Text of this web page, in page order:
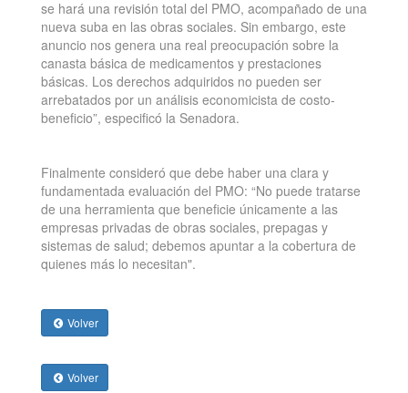
se hará una revisión total del PMO, acompañado de una
nueva suba en las obras sociales. Sin embargo, este
anuncio nos genera una real preocupación sobre la
canasta básica de medicamentos y prestaciones
básicas. Los derechos adquiridos no pueden ser
arrebatados por un análisis economicista de costo-
beneficio”, especificó la Senadora.
Finalmente consideró que debe haber una clara y
fundamentada evaluación del PMO: “No puede tratarse
de una herramienta que beneficie únicamente a las
empresas privadas de obras sociales, prepagas y
sistemas de salud; debemos apuntar a la cobertura de
quienes más lo necesitan".
Volver
Volver